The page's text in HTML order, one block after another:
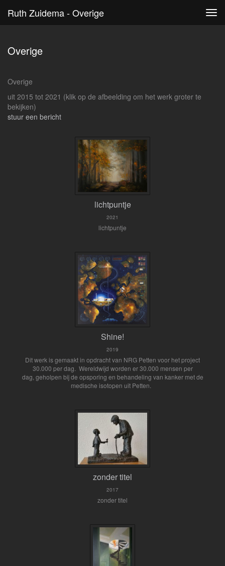
Ruth Zuidema - Overige
Overige
Overige
uit 2015 tot 2021 (klik op de afbeelding om het werk groter te
bekijken)
stuur een bericht
lichtpuntje
2021
lichtpuntje
Shine!
2019
Dit werk is gemaakt in opdracht van NRG Petten voor het project
30.000 per dag. Wereldwijd worden er 30.000 mensen per
dag, geholpen bij de opsporing en behandeling van kanker met de
medische isotopen uit Petten.
zonder titel
2017
zonder titel